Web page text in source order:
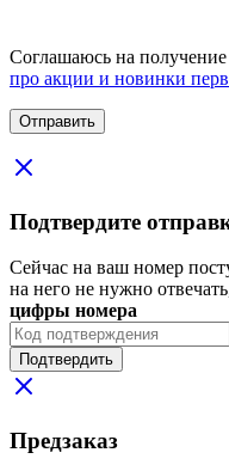
Соглашаюсь на
про акции и новинки
Подтвердите
Сейчас на ваш номер
на него не нужно
цифры номера
Подтвердить
Предзаказ